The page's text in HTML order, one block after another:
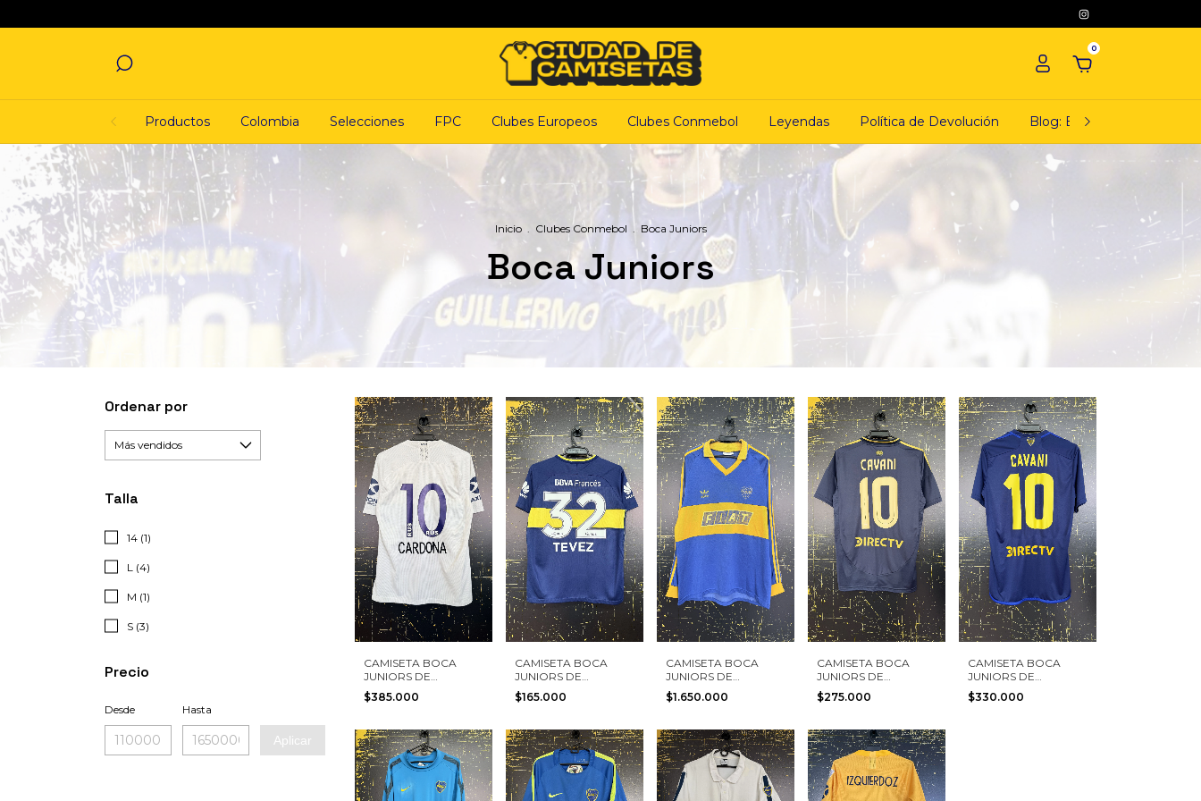
0
Productos Colombia Selecciones FPC Clubes Europeos Clubes Conmebol Leyendas Política de Devolución Blog: El ciudadano
Inicio . Clubes Conmebol . Boca Juniors
Boca Juniors
Ordenar por
Talla
14 (1)
L (4)
M (1)
S (3)
Precio
Desde Hasta
Aplicar
CAMISETA BOCA
JUNIORS DE
ARGENTINA 2018 #10
CARDONA NIKE
JUGADOR
$385.000
CAMISETA BOCA
JUNIORS DE
ARGENTINA 2017 #32
TEVEZ NIKE TALLA L
$165.000
CAMISETA BOCA
JUNIORS DE
ARGENTINA 1991
ADIDAS TALLA L
$1.650.000
CAMISETA BOCA
JUNIORS DE
ARGENTINA 2025 #10
CAVANI ADIDAS
$275.000
CAMISETA BOCA
JUNIORS DE
ARGENTINA 2023 #10
CAVANI ADIDAS
$330.000